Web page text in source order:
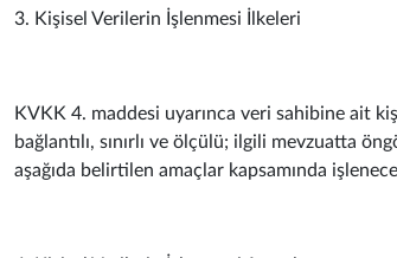
3. Kişisel Verilerin İşlenmesi İlkeleri
KVKK 4. maddesi uyarınca veri sahibine ait
bağlantılı, sınırlı ve ölçülü; ilgili mevzuatta
aşağıda belirtilen amaçlar kapsamında